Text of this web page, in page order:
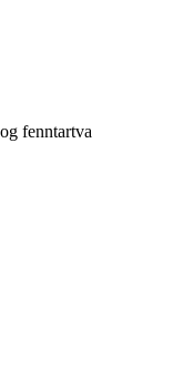
fenntartva